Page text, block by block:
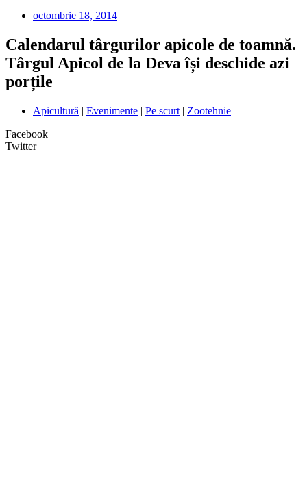
octombrie 18, 2014
Calendarul târgurilor apicole de toamnă.
Târgul Apicol de la Deva își deschide azi
porțile
Apicultură | Evenimente | Pe scurt | Zootehnie
Facebook
Twitter